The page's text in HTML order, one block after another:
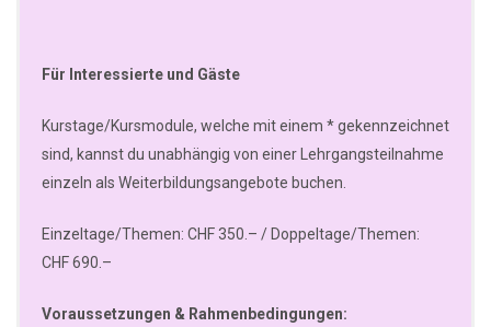
Für Interessierte und Gäste
Kurstage/Kursmodule, welche mit einem * gekennzeichnet
sind, kannst du unabhängig von einer Lehrgangsteilnahme
einzeln als Weiterbildungsangebote buchen.
Einzeltage/Themen: CHF 350.– / Doppeltage/Themen:
CHF 690.–
Voraussetzungen & Rahmenbedingungen: